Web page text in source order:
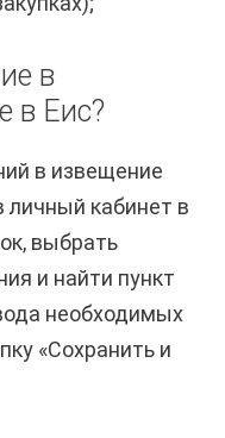
в
в Еис?
в извещение
кабинет в
выбрать
и найти пункт
необходимых
«Сохранить и